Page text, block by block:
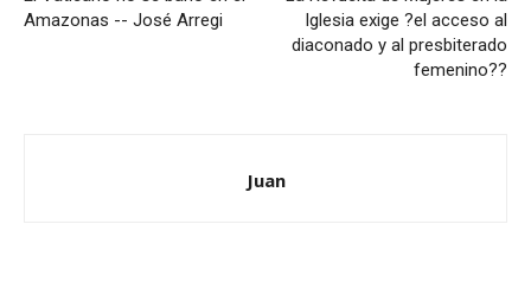
Amazonas -- José Arregi
Iglesia exige ?el acceso al
diaconado y al presbiterado
femenino??
Juan